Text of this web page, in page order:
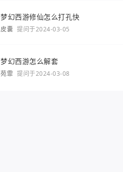
梦幻西游修仙怎么打孔快
皮囊 提问于2024-03-05
梦幻西游怎么解套
苑霏 提问于2024-03-08